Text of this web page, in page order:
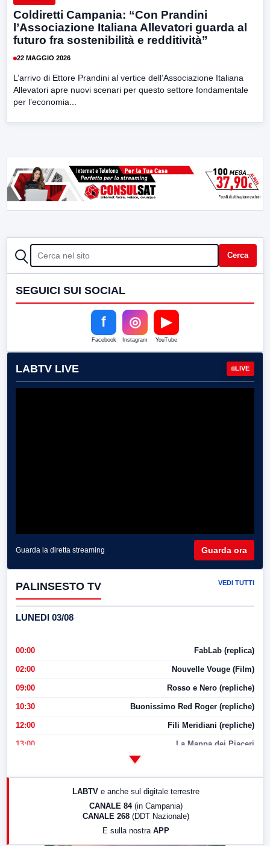
Coldiretti Campania: “Con Prandini
l’Associazione Italiana Allevatori guarda al
futuro fra sostenibilità e redditività”
22 MAGGIO 2026
L’arrivo di Ettore Prandini al vertice dell’Associazione Italiana
Allevatori apre nuovi scenari per questo settore fondamentale
per l’economia...
CERCA Cerca
SEGUICI SUI SOCIAL
f
Facebook
◎
Instagram
▶
YouTube
LABTV LIVE LIVE
Guarda la diretta streaming Guarda ora
PALINSESTO TV VEDI TUTTI
LUNEDI 03/08
00:00 FabLab (replica)
02:00 Nouvelle Vouge (Film)
09:00 Rosso e Nero (repliche)
10:30 Buonissimo Red Roger (repliche)
12:00 Fili Meridiani (repliche)
13:00 La Mappa dei Piaceri
LABTV e anche sul digitale terrestre
CANALE 84 (in Campania)
CANALE 268 (DDT Nazionale)
E sulla nostra APP